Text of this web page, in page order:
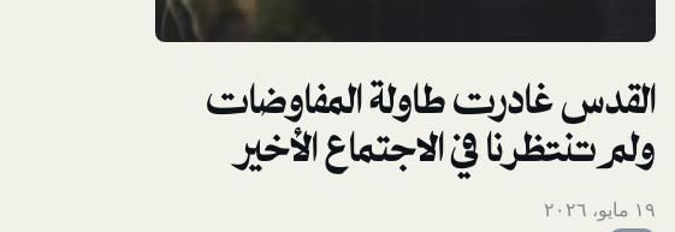
القدس غادرت طاولة المفاوضات
ولم تنتظرنا في الاجتماع الأخير
١٩ مايو، ٢٠٢٦